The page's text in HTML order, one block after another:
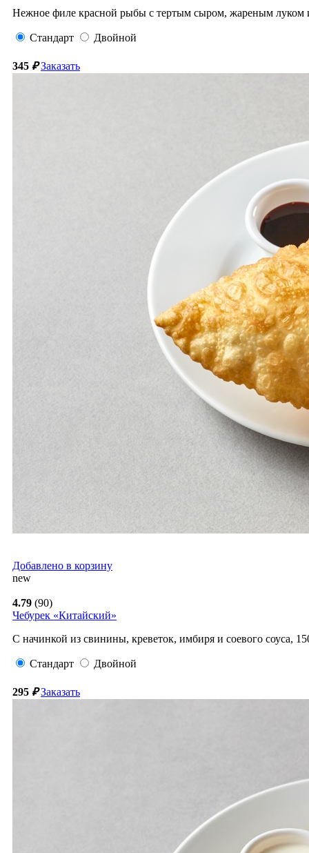
Нежное филе красной рыбы с тертым сыром, жареным луком
Стандарт Двойной
345 ₽ Заказать
Добавлено в корзину
new
4.79 (90)
Чебурек «Китайский»
С начинкой из свинины, креветок, имбиря и соевого соуса,
Стандарт Двойной
295 ₽ Заказать